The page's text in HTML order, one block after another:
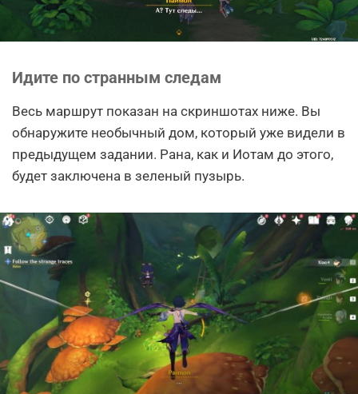
Идите по странным следам
Весь маршрут показан на скриншотах ниже. Вы
обнаружите необычный дом, который уже видели в
предыдущем задании. Рана, как и Иотам до этого,
будет заключена в зеленый пузырь.